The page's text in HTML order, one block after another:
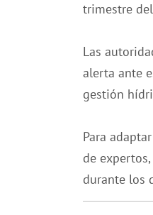
trimestre
Las
alerta ante
gestión
Para
de
durante los